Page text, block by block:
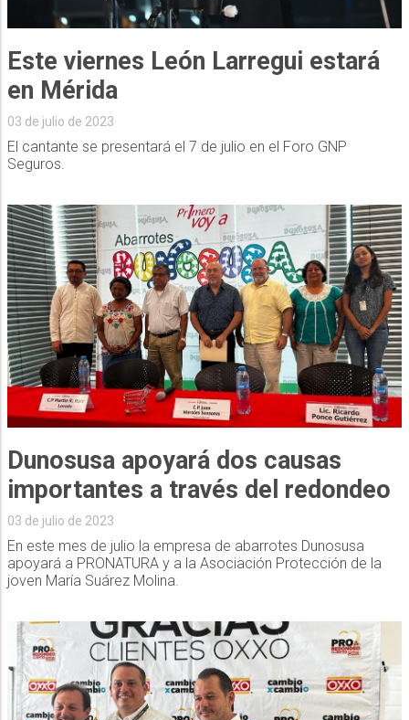
Este viernes León Larregui estará
en Mérida
03 de julio de 2023
El cantante se presentará el 7 de julio en el Foro GNP
Seguros.
Dunosusa apoyará dos causas
importantes a través del redondeo
03 de julio de 2023
En este mes de julio la empresa de abarrotes Dunosusa
apoyará a PRONATURA y a la Asociación Protección de la
joven María Suárez Molina.